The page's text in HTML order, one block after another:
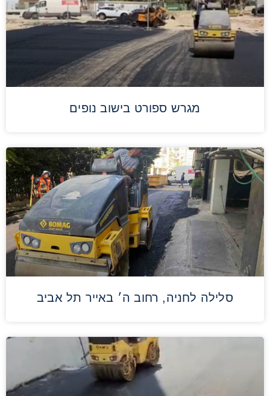
מגרש ספורט בישוב נופים
סלילה לחניה, רחוב ה׳ באייר תל אביב